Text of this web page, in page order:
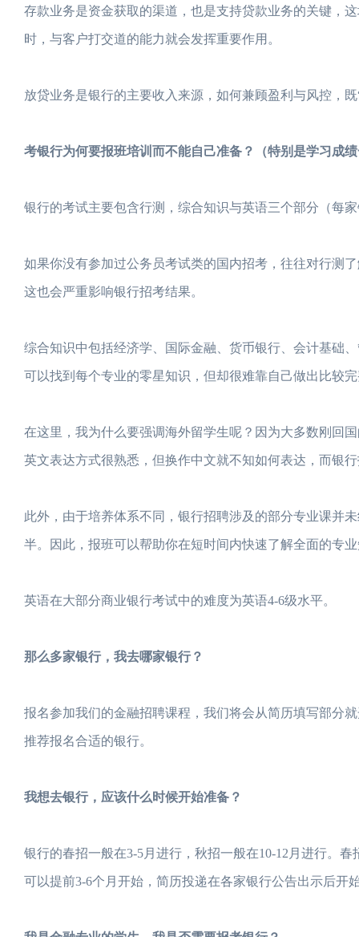
存款业务是资金获取的渠道，也是支持贷款业务的关键，
时，与客户打交道的能力就会发挥重要作用。
放贷业务是银行的主要收入来源，如何兼顾盈利与风控，
考银行为何要报班培训而不能自己准备？（特别是学习成
银行的考试主要包含行测，综合知识与英语三个部分（每
如果你没有参加过公务员考试类的国内招考，往往对行测
这也会严重影响银行招考结果。
综合知识中包括经济学、国际金融、货币银行、会计基础
可以找到每个专业的零星知识，但却很难靠自己做出比较
在这里，我为什么要强调海外留学生呢？因为大多数刚回
英文表达方式很熟悉，但换作中文就不知如何表达，而银
此外，由于培养体系不同，银行招聘涉及的部分专业课并
半。因此，报班可以帮助你在短时间内快速了解全面的专
英语在大部分商业银行考试中的难度为英语4-6级水平。
那么多家银行，我去哪家银行？
报名参加我们的金融招聘课程，我们将会从简历填写部分
推荐报名合适的银行。
我想去银行，应该什么时候开始准备？
银行的春招一般在3-5月进行，秋招一般在10-12月进行。
可以提前3-6个月开始，简历投递在各家银行公告出示后开